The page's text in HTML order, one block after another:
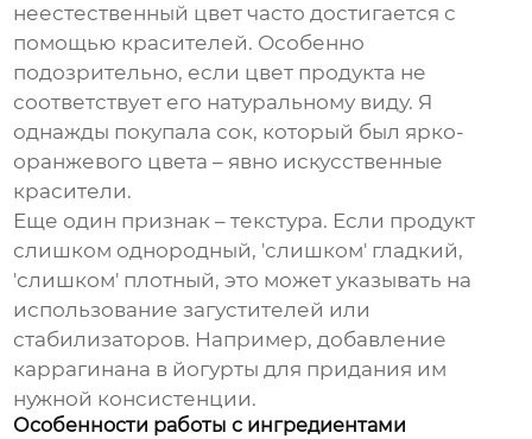
неестественный цвет часто достигается с
помощью красителей. Особенно
подозрительно, если цвет продукта не
соответствует его натуральному виду. Я
однажды покупала сок, который был ярко-
оранжевого цвета – явно искусственные
красители.
Еще один признак – текстура. Если продукт
слишком однородный, 'слишком' гладкий,
'слишком' плотный, это может указывать на
использование загустителей или
стабилизаторов. Например, добавление
каррагинана в йогурты для придания им
нужной консистенции.
Особенности работы с ингредиентами